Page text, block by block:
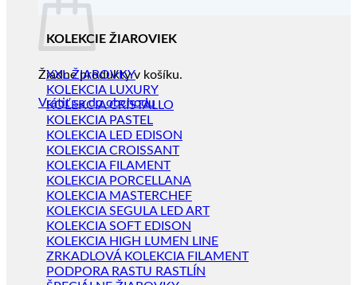
Žiadne produkty v košíku.
Vrátiť sa do obchodu
KOLEKCIE ŽIAROVIEK
XXL ŽIAROVKY
KOLEKCIA LUXURY
KOLEKCIA CRISTALLO
KOLEKCIA PASTEL
KOLEKCIA LED EDISON
KOLEKCIA CROISSANT
KOLEKCIA FILAMENT
KOLEKCIA PORCELLANA
KOLEKCIA MASTERCHEF
KOLEKCIA SEGULA LED ART
KOLEKCIA SOFT EDISON
KOLEKCIA HIGH LUMEN LINE
ZRKADLOVÁ KOLEKCIA FILAMENT
PODPORA RASTU RASTLÍN